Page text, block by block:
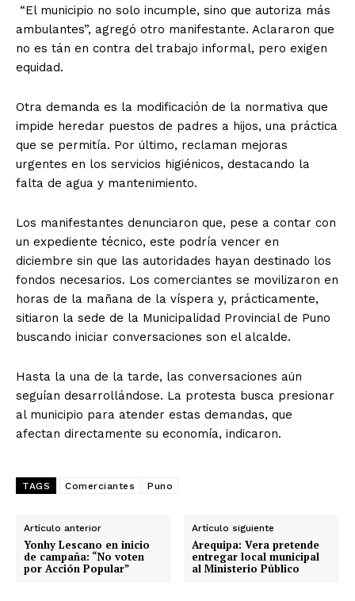
“El municipio no solo incumple, sino que autoriza más
ambulantes”, agregó otro manifestante. Aclararon que
no es tán en contra del trabajo informal, pero exigen
equidad.
Otra demanda es la modificación de la normativa que
impide heredar puestos de padres a hijos, una práctica
que se permitía. Por último, reclaman mejoras
urgentes en los servicios higiénicos, destacando la
falta de agua y mantenimiento.
Los manifestantes denunciaron que, pese a contar con
un expediente técnico, este podría vencer en
diciembre sin que las autoridades hayan destinado los
fondos necesarios. Los comerciantes se movilizaron en
horas de la mañana de la víspera y, prácticamente,
sitiaron la sede de la Municipalidad Provincial de Puno
buscando iniciar conversaciones son el alcalde.
Hasta la una de la tarde, las conversaciones aún
seguían desarrollándose. La protesta busca presionar
al municipio para atender estas demandas, que
afectan directamente su economía, indicaron.
TAGS Comerciantes Puno
Artículo anterior
Yonhy Lescano en inicio
de campaña: “No voten
por Acción Popular”
Artículo siguiente
Arequipa: Vera pretende
entregar local municipal
al Ministerio Público